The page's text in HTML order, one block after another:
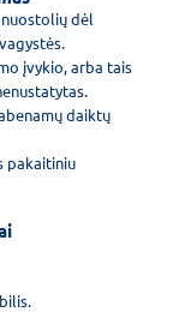
dėl
įvykio, arba tais
daiktų
pakaitiniu